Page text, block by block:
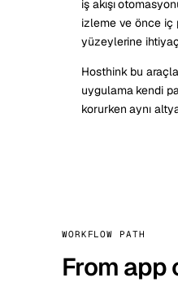
iş akışı
izleme ve önce iç
yüzeylerine
Hosthink bu
uygulama kendi
korurken aynı
WORKFLOW PATH
From